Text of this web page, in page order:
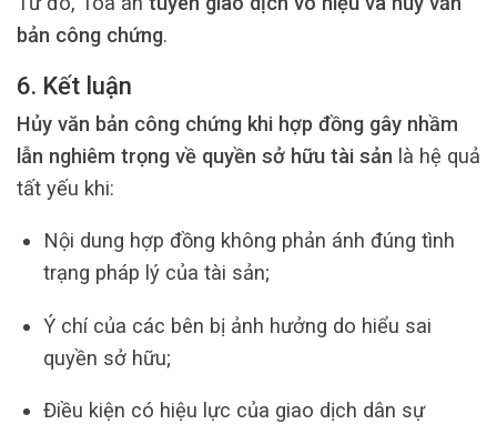
bản công chứng.
6. Kết luận
Hủy văn bản công chứng khi hợp đồng gây nhầm
lẫn nghiêm trọng về quyền sở hữu tài sản là hệ quả
tất yếu khi:
Nội dung hợp đồng không phản ánh đúng tình
trạng pháp lý của tài sản;
Ý chí của các bên bị ảnh hưởng do hiểu sai
quyền sở hữu;
Điều kiện có hiệu lực của giao dịch dân sự